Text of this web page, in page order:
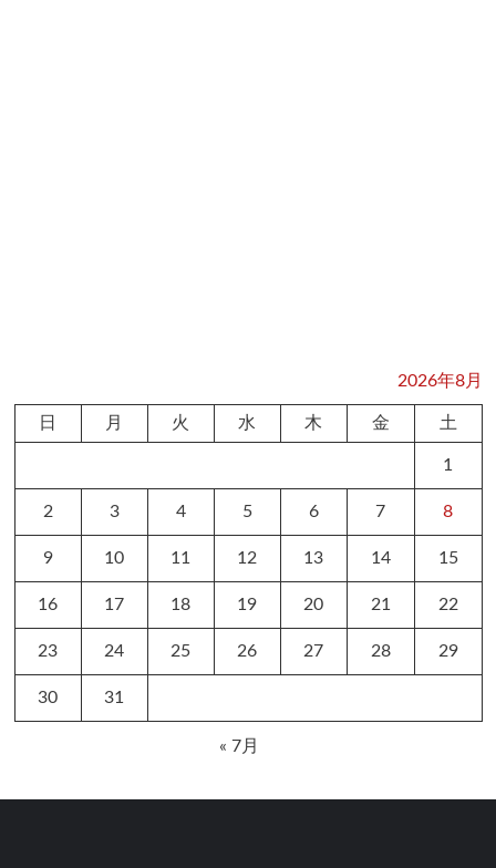
2026年8月
日 月 火 水 木 金 土
1
2 3 4 5 6 7 8
9 10 11 12 13 14 15
16 17 18 19 20 21 22
23 24 25 26 27 28 29
30 31
« 7月